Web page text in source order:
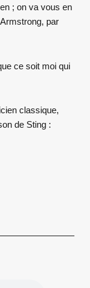
; on va vous en
par
ce soit moi qui
classique,
de Sting :